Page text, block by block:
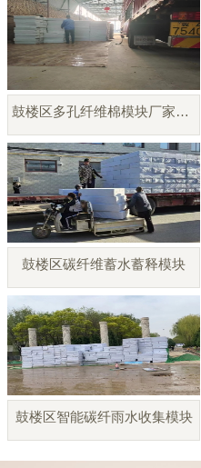
鼓楼区多孔纤维棉模块厂家直销
鼓楼区碳纤维蓄水蓄释模块
鼓楼区智能碳纤雨水收集模块